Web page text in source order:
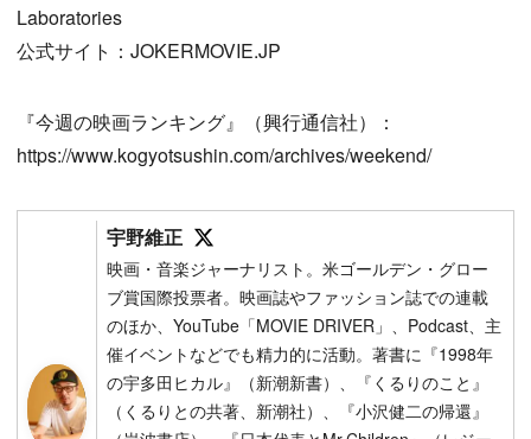
Laboratories
公式サイト：JOKERMOVIE.JP
『今週の映画ランキング』（興行通信社）：
https://www.kogyotsushin.com/archives/weekend/
宇野維正
映画・音楽ジャーナリスト。米ゴールデン・グロー
ブ賞国際投票者。映画誌やファッション誌での連載
のほか、YouTube「MOVIE DRIVER」、Podcast、主
催イベントなどでも精力的に活動。著書に『1998年
の宇多田ヒカル』（新潮新書）、『くるりのこと』
（くるりとの共著、新潮社）、『小沢健二の帰還』